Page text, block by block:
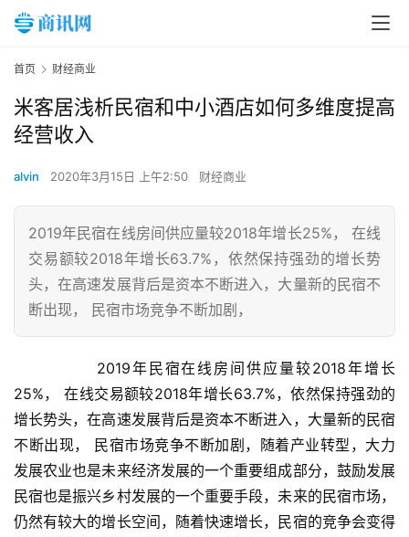
首页 财经商业
米客居浅析民宿和中小酒店如何多维度提高
经营收入
alvin 2020年3月15日 上午2:50 财经商业
2019年民宿在线房间供应量较2018年增长25%， 在线
交易额较2018年增长63.7%，依然保持强劲的增长势
头，在高速发展背后是资本不断进入，大量新的民宿不
断出现， 民宿市场竞争不断加剧，
25%， 在线交易额较2018年增长63.7%，依然保持强劲的
增长势头，在高速发展背后是资本不断进入，大量新的民宿
不断出现， 民宿市场竞争不断加剧，随着产业转型，大力
发展农业也是未来经济发展的一个重要组成部分，鼓励发展
民宿也是振兴乡村发展的一个重要手段，未来的民宿市场，
仍然有较大的增长空间，随着快速增长，民宿的竞争会变得